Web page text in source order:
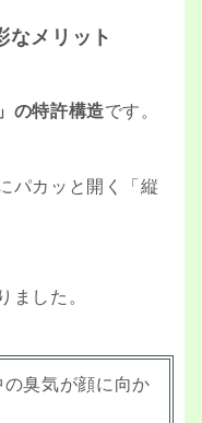
なメリット
の特許構造です。
パカッと開く「縦
ました。
臭気が顔に向か